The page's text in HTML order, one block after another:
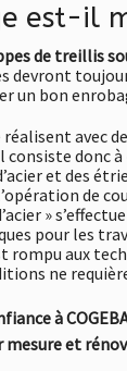
est-il
de treillis
devront
un bon
avec
donc
et des
de
»
pour les
rompu aux
ne
à
et